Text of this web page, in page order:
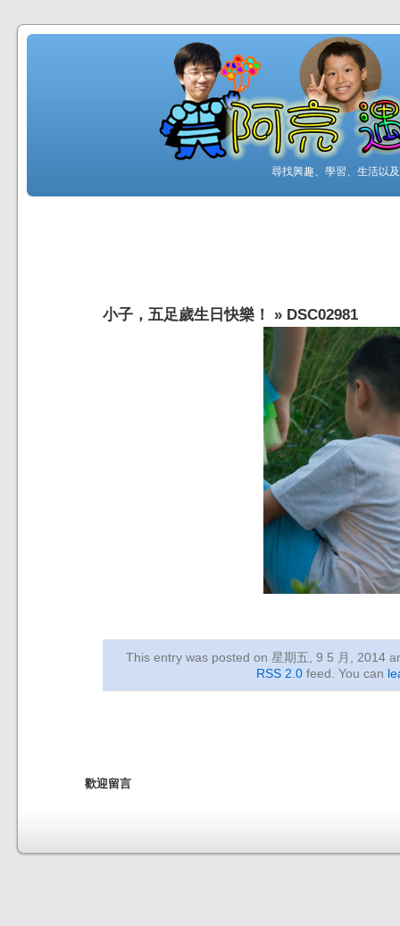
尋找興趣、學習、生活以
小子，五足歲生日快樂！ » DSC02981
This entry was posted on 星期五, 9 5 月, 2014
RSS 2.0feed. You can
歡迎留言